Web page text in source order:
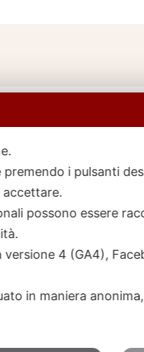
i pulsanti
accettare.
possono essere
4 (GA4),
in maniera